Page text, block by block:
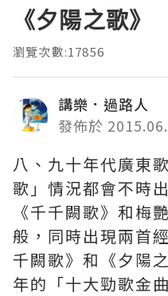
《夕陽之歌》
瀏覽次數:17856
講樂．過路人
發佈於
八、九十年代廣東
歌」情況都會不時
《千千闕歌》和梅
般，同時出現兩首
千闕歌》和《夕陽
年的「十大勁歌金